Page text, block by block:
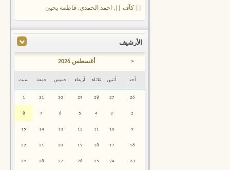
|| كآف || , احمد الحمدي, فاطمة يحيى
الأرشيف
< أغسطس 2026
أحد أثنين ثلاثاء أربعاء خميس جمعة سبت
26
27
28
29
30
31
1
2
3
4
5
6
7
8
9
10
11
12
13
14
15
16
17
18
19
20
21
22
23
24
25
26
27
28
29